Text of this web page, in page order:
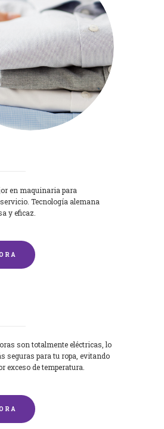
en maquinaria para
Tecnología alemana
y eficaz.
son totalmente eléctricas, lo
seguras para tu ropa, evitando
exceso de temperatura.